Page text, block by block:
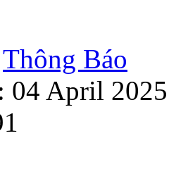
Thông Báo
04 April 2025